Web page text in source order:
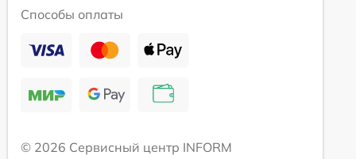
Способы оплаты
© 2026 Сервисный центр INFORM